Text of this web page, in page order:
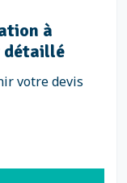
à
détaillé
votre devis